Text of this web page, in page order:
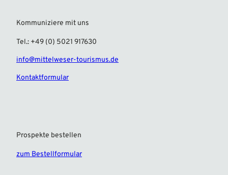
Kommuniziere mit uns
Tel.: +49 (0) 5021 917630
info@mittelweser-tourismus.de
Kontaktformular
Prospekte bestellen
zum Bestellformular